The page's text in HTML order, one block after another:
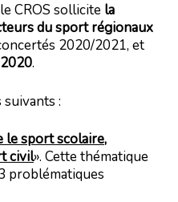
CROS sollicite la
du sport régionaux
2020/2021, et
.
:
le sport scolaire,
civil». Cette thématique
problématiques